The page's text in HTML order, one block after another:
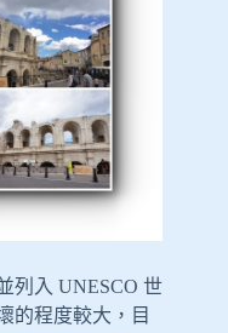
列入 UNESCO 世
的程度較大，目